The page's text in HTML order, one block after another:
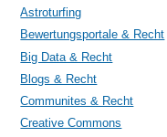
Astroturfing
Bewertungsportale & Recht
Big Data & Recht
Blogs & Recht
Communites & Recht
Creative Commons